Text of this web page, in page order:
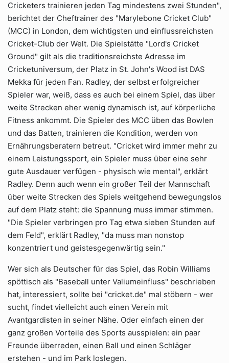
Cricketers trainieren jeden Tag mindestens zwei Stunden",
berichtet der Cheftrainer des "Marylebone Cricket Club"
(MCC) in London, dem wichtigsten und einflussreichsten
Cricket-Club der Welt. Die Spielstätte "Lord's Cricket
Ground" gilt als die traditionsreichste Adresse im
Cricketuniversum, der Platz in St. John's Wood ist DAS
Mekka für jeden Fan. Radley, der selbst erfolgreicher
Spieler war, weiß, dass es auch bei einem Spiel, das über
weite Strecken eher wenig dynamisch ist, auf körperliche
Fitness ankommt. Die Spieler des MCC üben das Bowlen
und das Batten, trainieren die Kondition, werden von
Ernährungsberatern betreut. "Cricket wird immer mehr zu
einem Leistungssport, ein Spieler muss über eine sehr
gute Ausdauer verfügen - physisch wie mental", erklärt
Radley. Denn auch wenn ein großer Teil der Mannschaft
über weite Strecken des Spiels weitgehend bewegungslos
auf dem Platz steht: die Spannung muss immer stimmen.
"Die Spieler verbringen pro Tag etwa sieben Stunden auf
dem Feld", erklärt Radley, "da muss man nonstop
konzentriert und geistesgegenwärtig sein."
Wer sich als Deutscher für das Spiel, das Robin Williams
spöttisch als "Baseball unter Valiumeinfluss" beschrieben
hat, interessiert, sollte bei "cricket.de" mal stöbern - wer
sucht, findet vielleicht auch einen Verein mit
Avantgardisten in seiner Nähe. Oder einfach einen der
ganz großen Vorteile des Sports ausspielen: ein paar
Freunde überreden, einen Ball und einen Schläger
erstehen - und im Park loslegen.